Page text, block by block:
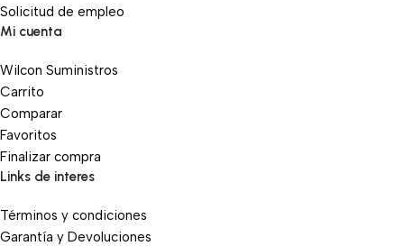
Solicitud de empleo
Mi cuenta
Wilcon Suministros
Carrito
Comparar
Favoritos
Finalizar compra
Links de interes
Términos y condiciones
Garantía y Devoluciones